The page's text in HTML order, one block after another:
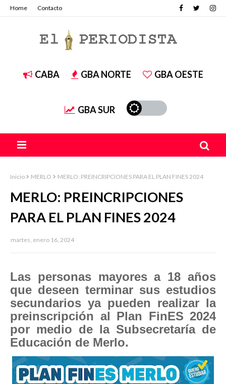
Home Contacto
CABA GBA NORTE GBA OESTE
GBA SUR
Inicio MERLO MERLO: PREINCRIPCIONES PARA EL PLAN FINES 2024
MERLO: PREINCRIPCIONES
PARA EL PLAN FINES 2024
martes, enero 16, 2024
Las personas mayores a 18 años
que deseen terminar sus estudios
secundarios ya pueden realizar la
preinscripción al Plan FinES 2024
por medio de la Subsecretaría de
Educación de Merlo.